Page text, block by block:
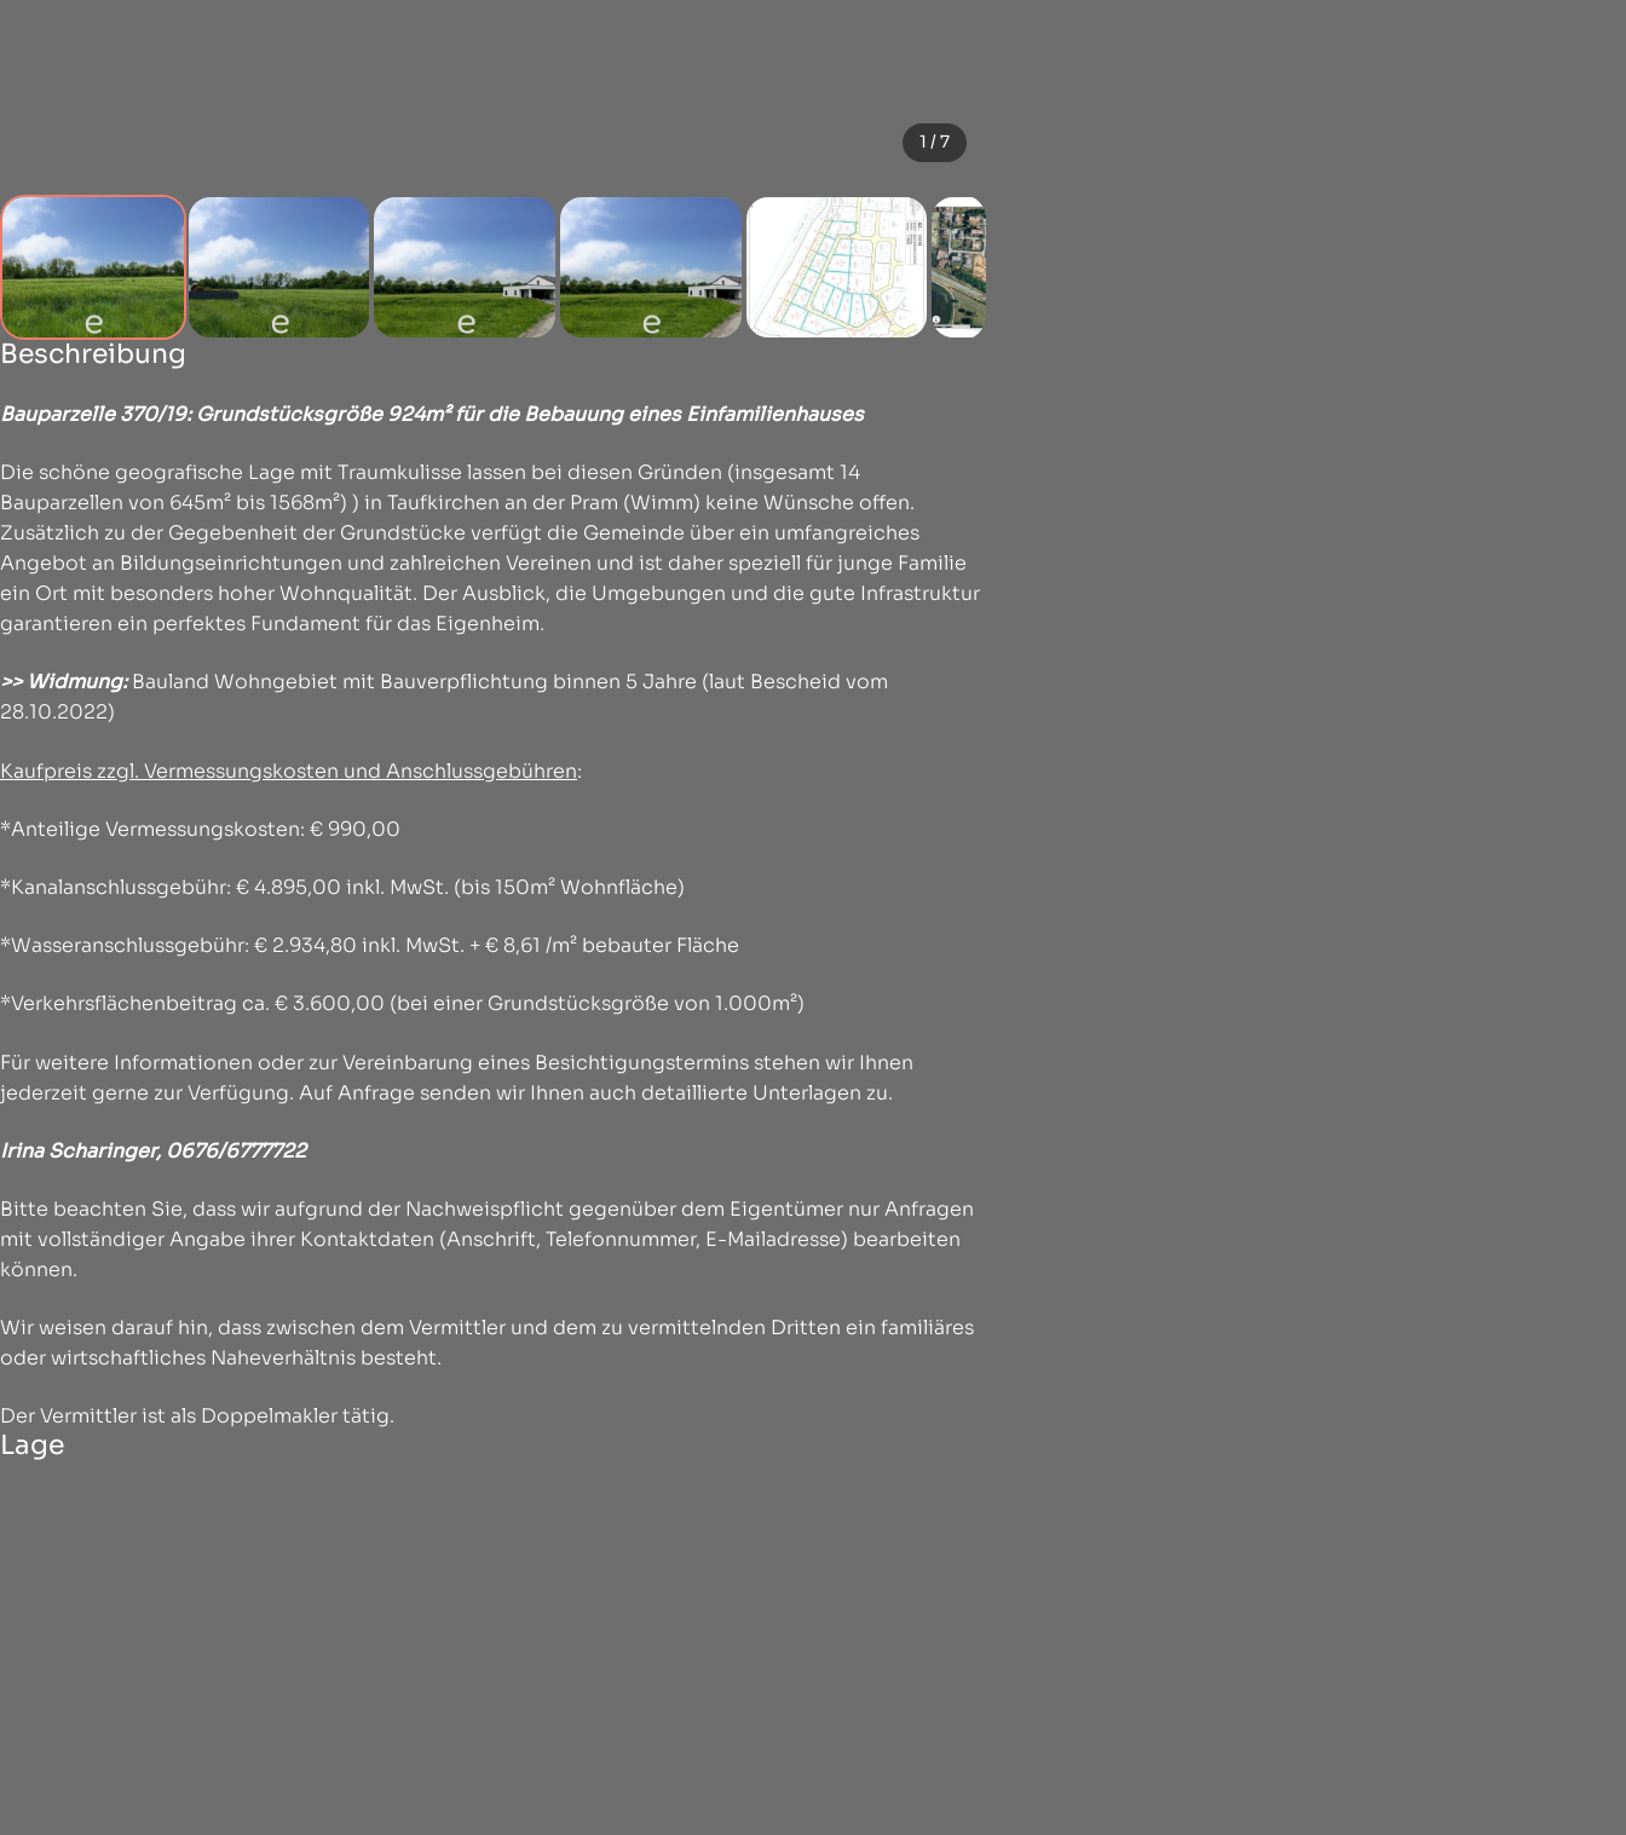
1 / 7
Beschreibung
Bauparzelle 370/19: Grundstücksgröße 924m² für die Bebauung einesEinfamilienhauses
Die schöne geografische Lage mit Traumkulisse lassen bei diesen Gründen (insgesamt 14
Bauparzellen von 645m² bis 1568m²) ) in Taufkirchen an der Pram (Wimm) keine Wünsche offen.
Zusätzlich zu der Gegebenheit der Grundstücke verfügt die Gemeinde über ein umfangreiches
Angebot an Bildungseinrichtungen und zahlreichen Vereinen und ist daher speziell für junge Familie
ein Ort mit besonders hoher Wohnqualität. Der Ausblick, die Umgebungen und die gute Infrastruktur
garantieren ein perfektes Fundament für das Eigenheim.
>> Widmung:Bauland Wohngebiet mit Bauverpflichtung binnen 5 Jahre (laut Bescheid vom
28.10.2022)
Kaufpreis zzgl. Vermessungskosten und Anschlussgebühren:
*Anteilige Vermessungskosten: € 990,00
*Kanalanschlussgebühr: € 4.895,00 inkl. MwSt. (bis 150m² Wohnfläche)
*Wasseranschlussgebühr: € 2.934,80 inkl. MwSt. + € 8,61 /m² bebauter Fläche
*Verkehrsflächenbeitrag ca. € 3.600,00 (bei einer Grundstücksgröße von 1.000m²)
Für weitere Informationen oder zur Vereinbarung eines Besichtigungstermins stehen wir Ihnen
jederzeit gerne zur Verfügung. Auf Anfrage senden wir Ihnen auch detaillierte Unterlagen zu.
Irina Scharinger, 0676/6777722
Bitte beachten Sie, dass wir aufgrund der Nachweispflicht gegenüber dem Eigentümer nur Anfragen
mit vollständiger Angabe ihrer Kontaktdaten (Anschrift, Telefonnummer, E-Mailadresse) bearbeiten
können.
Wir weisen darauf hin, dass zwischen dem Vermittler und dem zu vermittelnden Dritten ein familiäres
oder wirtschaftliches Naheverhältnis besteht.
Der Vermittler ist als Doppelmakler tätig.
Lage